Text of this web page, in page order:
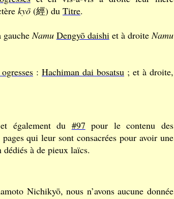
kyō(經) du Titre.
gaucheNamu Dengyō daishiet à droiteNamu
: Hachiman dai bosatsu ; et à droite,
et également du #97 pour le contenu des
qui leur sont consacrées pour avoir une
à de pieux laïcs.
Nichikyō, nous n’avons aucune donnée